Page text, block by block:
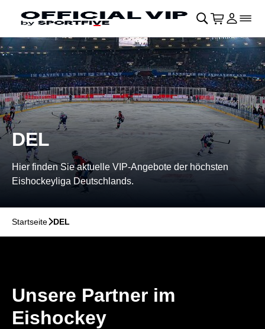
Navigation überspringen􀄫
􀊫 􀍩 Login
􀉩􀌇
DEL
Hier finden Sie aktuelle VIP-Angebote der höchsten
Eishockeyliga Deutschlands.
Startseite􀆊DEL
Unsere Partner im
Eishockey